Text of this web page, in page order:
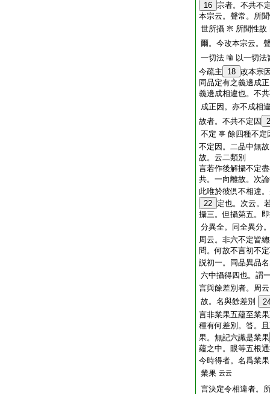
16 宗者。不共不
本宗云。聲常。所
世所攝 宗 所聞性故
爾。今改本宗云。
一切法 喩 以一切法
今疏主
18 改本宗
同品定有之義邊成
義邊成相違也。不
成正因。亦不成相
故者。不共不定因
不定 事 餘四種不定
不定因。二品中無
故。云二類別
言若作後解攝不定
共。一向離故。次
此唯於彼倶不相違
22 定也。次云。
攝三。但攝第五。
分異全。同全異分
周云。非六不定皆
問。何故不言初不
説初一。同品異品
六中攝得四也。謂
言與餘差別者。周
故。名與餘差別
言非業果五蘊至業
種有何差別。答。
果。無記六識是業果
蘊之中。眼等五根
今時得者。名爲業
業果 云云
言決定令相違者。